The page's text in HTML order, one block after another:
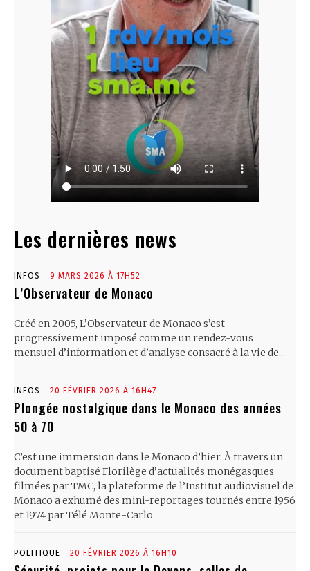
Les dernières news
INFOS 9 MARS 2026 À 17H52
L’Observateur de Monaco
Créé en 2005, L’Observateur de Monaco s’est
progressivement imposé comme un rendez-vous
mensuel d’information et d’analyse consacré à la vie de...
INFOS 20 FÉVRIER 2026 À 16H47
Plongée nostalgique dans le Monaco des années
50 à 70
C’est une immersion dans le Monaco d’hier. À travers un
document baptisé Florilège d’actualités monégasques
filmées par TMC, la plateforme de l’Institut audiovisuel de
Monaco a exhumé des mini-reportages tournés entre 1956
et 1974 par Télé Monte-Carlo.
POLITIQUE 20 FÉVRIER 2026 À 16H10